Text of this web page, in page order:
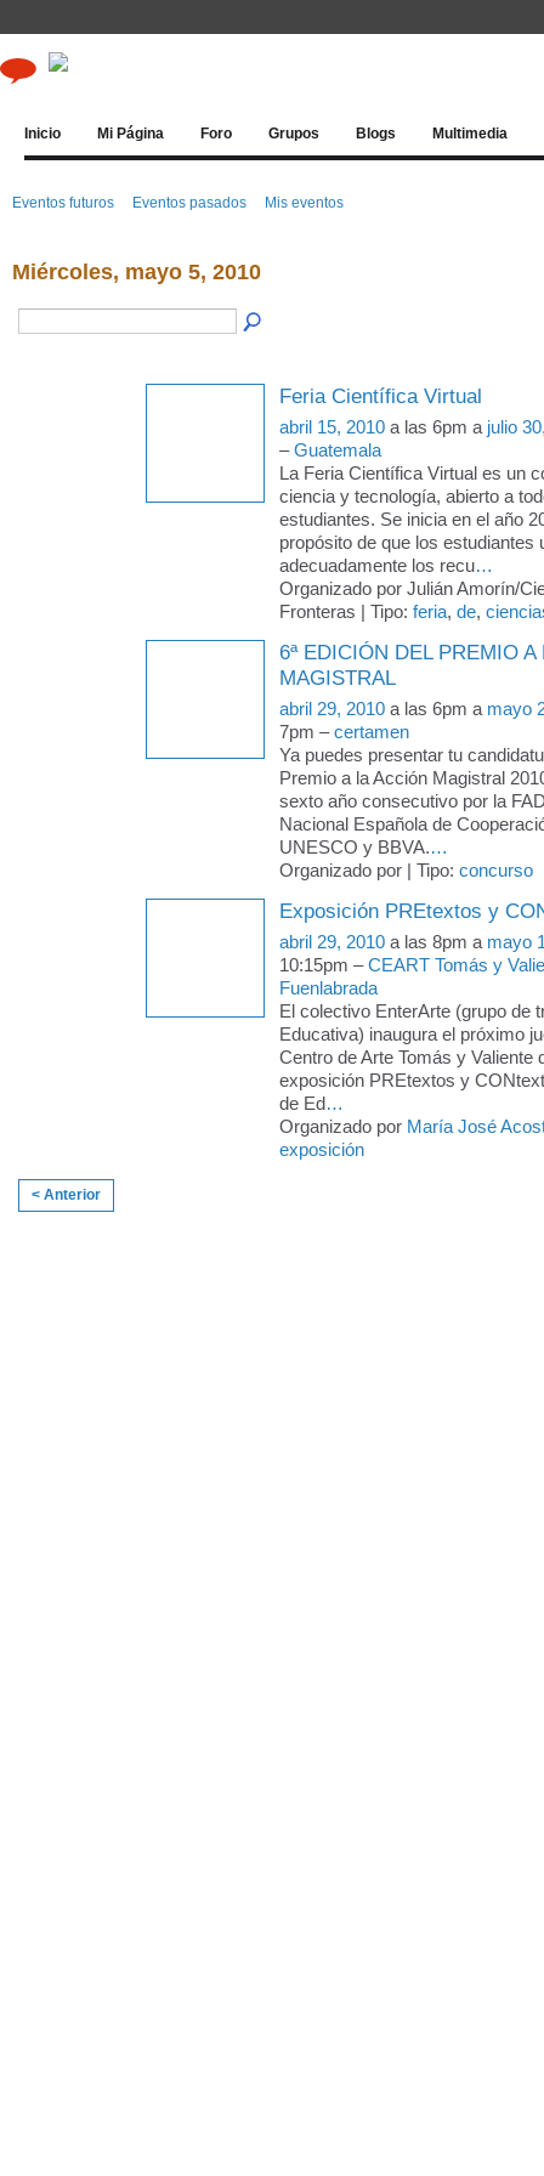
Inicio Mi Página Foro Grupos Blogs Multimedia
Eventos futuros Eventos pasados Mis eventos
Miércoles, mayo 5, 2010
Feria Científica Virtual
abril 15, 2010 a las 6pm a julio
–Guatemala
La Feria Científica Virtual es un
ciencia y tecnología, abierto a
estudiantes. Se inicia en el año
propósito de que los estudiantes
adecuadamente los recu…
Organizado por Julián Amorín/
Fronteras | Tipo: feria, de,
6ª EDICIÓN DEL PREMIO A
MAGISTRAL
abril 29, 2010 a las 6pm a mayo
7pm –certamen
Ya puedes presentar tu
Premio a la Acción Magistral
sexto año consecutivo por la
Nacional Española de
UNESCO y BBVA.…
Organizado por | Tipo: concurso
Exposición PREtextos y
abril 29, 2010 a las 8pm a mayo
10:15pm –CEART Tomás y
Fuenlabrada
El colectivo EnterArte (grupo de
Educativa) inaugura el próximo
Centro de Arte Tomás y Valiente
exposición PREtextos y
de Ed…
Organizado por María José
exposición
< Anterior